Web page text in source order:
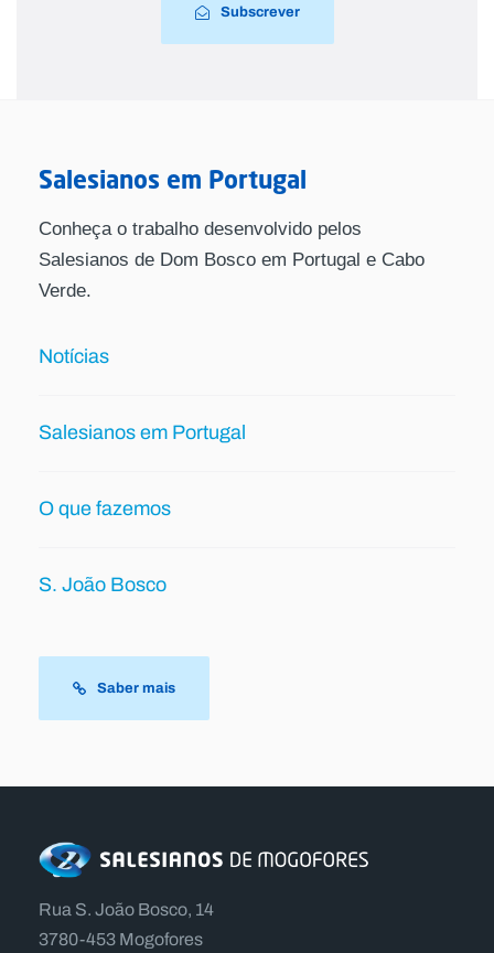
Subscrever
Salesianos em Portugal
Conheça o trabalho desenvolvido pelos
Salesianos de Dom Bosco em Portugal e Cabo
Verde.
Notícias
Salesianos em Portugal
O que fazemos
S. João Bosco
Saber mais
Rua S. João Bosco, 14
3780-453 Mogofores